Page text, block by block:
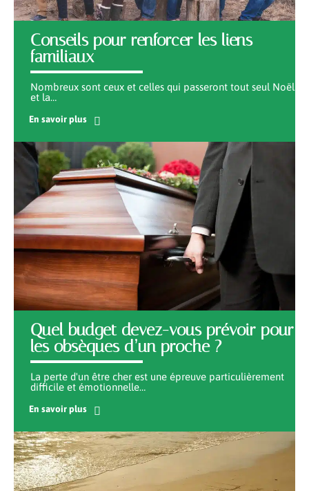
Conseils pour renforcer les liens
familiaux
Nombreux sont ceux et celles qui passeront tout seul Noël
et la…
En savoir plus
Quel budget devez-vous prévoir pour
les obsèques d’un proche ?
La perte d'un être cher est une épreuve particulièrement
difficile et émotionnelle…
En savoir plus